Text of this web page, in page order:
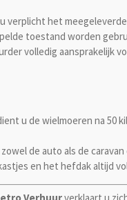
verplicht het
toestand worden
volledig aansprakelijk
u de wielmoeren na
de auto als de
en het hefdak altijd